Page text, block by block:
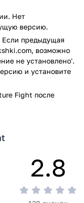
выпадает
команду нового
и доведение
выпущенным во
увлекает
сюжета и
используются
Нет
версию.
Если предыдущая
возможно
не установлено'.
и установите
Fight после
2.8